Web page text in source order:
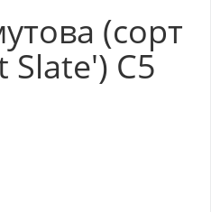
(сорт
Slate') С5